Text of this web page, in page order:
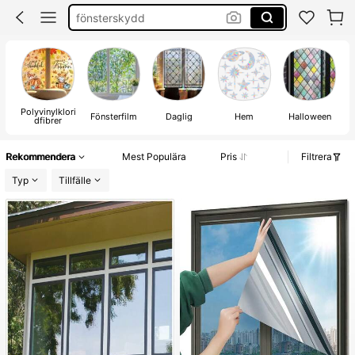
fönster skydd
fönsterfilm
Polyvinylklori
dfibrer Fönsterfilm Daglig Hem Halloween
Rekommendera Mest Populära Pris
Filtrera
Typ
Tillfälle